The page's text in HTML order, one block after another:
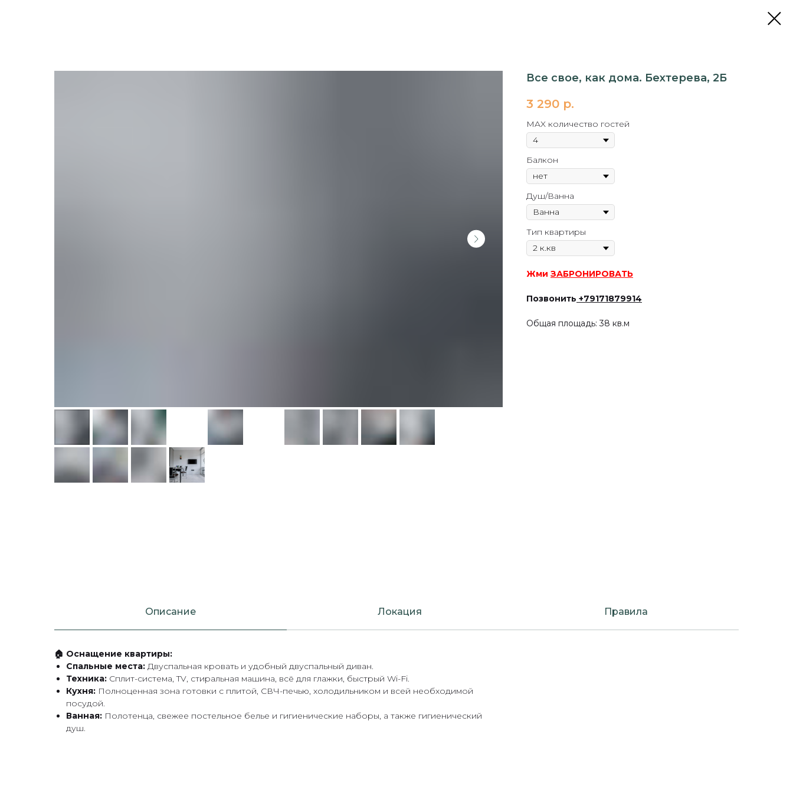
Все свое, как дома. Бехтерева, 2Б
3 290 р.
MAX количество гостей
Балкон
Душ/Ванна
Тип квартиры
Жми ЗАБРОНИРОВАТЬ
Позвонить +79171879914
Общая площадь: 38 кв.м
Описание Локация Правила
🏠 Оснащение квартиры:
Спальные места: Двуспальная кровать и удобный двуспальный диван.
Техника: Сплит-система, TV, стиральная машина, всё для глажки, быстрый Wi-Fi.
Кухня: Полноценная зона готовки с плитой, СВЧ-печью, холодильником и всей необходимой
посудой.
Ванная: Полотенца, свежее постельное белье и гигиенические наборы, а также гигиенический
душ.